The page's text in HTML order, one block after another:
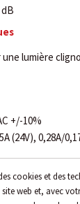
cookies et des
web et, avec
une lumière
+/-10%
(24V), 0,28A/
SE25